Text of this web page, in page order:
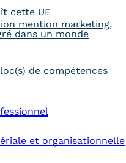
cette UE
mention marketing,
dans un monde
de compétences
et organisationnelle